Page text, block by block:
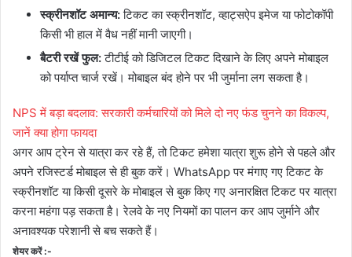
स्क्रीनशॉट अमान्य:टिकट का स्क्रीनशॉट, व्हाट्सऐप इमेज या फोटोकॉपी
किसी भी हाल में वैध नहीं मानी जाएगी।
बैटरी रखें फुल:टीटीई को डिजिटल टिकट दिखाने के लिए अपने मोबाइल
को पर्याप्त चार्ज रखें। मोबाइल बंद होने पर भी जुर्माना लग सकता है।
NPS में बड़ा बदलाव: सरकारी कर्मचारियों को मिले दो नए फंड चुनने का विकल्प,
जानें क्या होगा फायदा
अगर आप ट्रेन से यात्रा कर रहे हैं, तो टिकट हमेशा यात्रा शुरू होने से पहले और
अपने रजिस्टर्ड मोबाइल से ही बुक करें। WhatsApp पर मंगाए गए टिकट के
स्क्रीनशॉट या किसी दूसरे के मोबाइल से बुक किए गए अनारक्षित टिकट पर यात्रा
करना महंगा पड़ सकता है। रेलवे के नए नियमों का पालन कर आप जुर्माने और
अनावश्यक परेशानी से बच सकते हैं।
शेयर करें :-